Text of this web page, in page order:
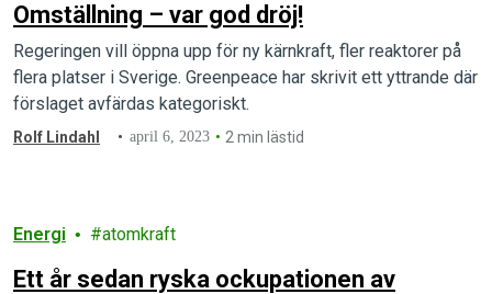
Omställning – var god dröj!
Regeringen vill öppna upp för ny kärnkraft, fler reaktorer på
flera platser i Sverige. Greenpeace har skrivit ett yttrande där
förslaget avfärdas kategoriskt.
Rolf Lindahl april 6, 2023 2 min lästid
Energi atomkraft
Ett år sedan ryska ockupationen av